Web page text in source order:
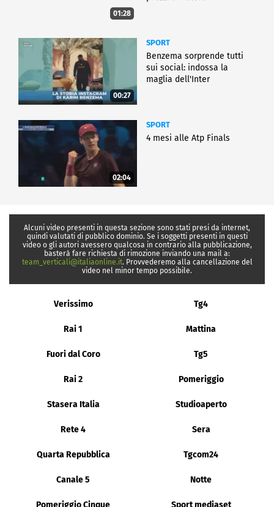
01:28
00:27
SPORT
Benzema sorprende tutti
sui social: indossa la
maglia dell'Inter
02:04
SPORT
4 mesi alle Atp Finals
Alcuni video presenti in questa sezione sono stati presi da internet,
quindi valutati di pubblico dominio. Se i soggetti presenti in questi
video o gli autori avessero qualcosa in contrario alla pubblicazione,
basterà fare richiesta di rimozione inviando una mail a:
team_verticali@italiaonline.it. Provvederemo alla cancellazione del
video nel minor tempo possibile.
Verissimo Tg4
Rai 1 Mattina
Fuori dal Coro Tg5
Rai 2 Pomeriggio
Stasera Italia Studioaperto
Rete 4 Sera
Quarta Repubblica Tgcom24
Canale 5 Notte